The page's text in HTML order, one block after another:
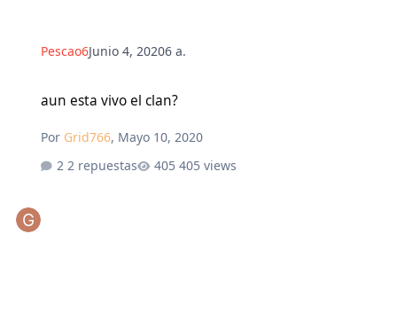
Pescao6Junio 4, 20206 a.
aun esta vivo el clan?
Por Grid766, Mayo 10, 2020
2 repuestas
405 views